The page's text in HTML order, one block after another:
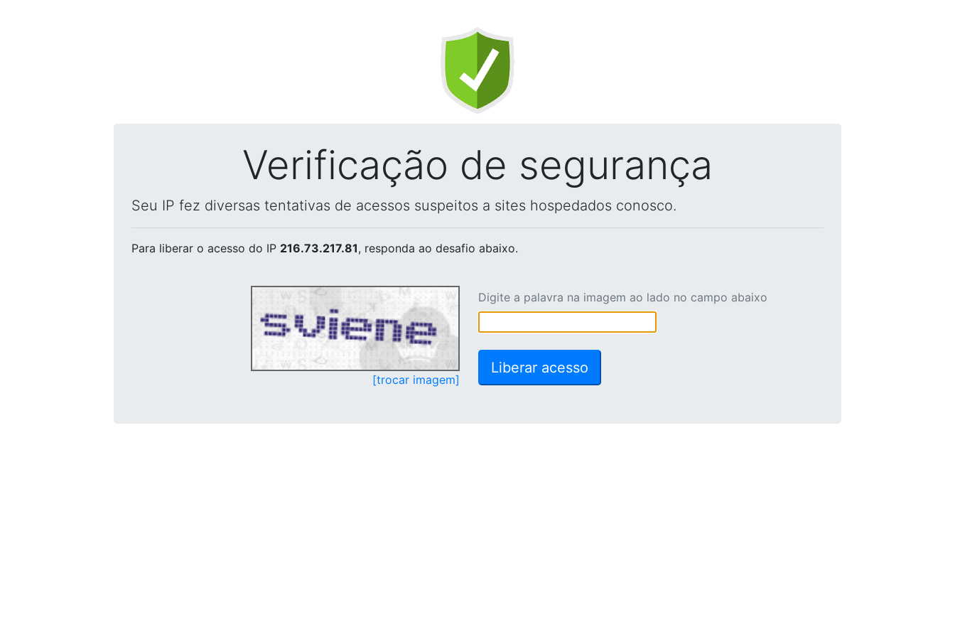
Verificação de segurança
Seu IP fez diversas tentativas de acessos suspeitos a sites hospedados conosco.
Para liberar o acesso do IP 216.73.217.81, responda ao desafio abaixo.
[trocar imagem]
Digite a palavra na imagem ao lado no campo abaixo